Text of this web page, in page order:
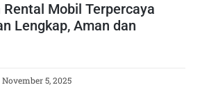
Mobil Terpercaya
Lengkap, Aman dan
November 5, 2025